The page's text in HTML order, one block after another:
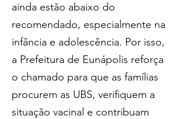
ainda estão abaixo do
recomendado, especialmente na
infância e adolescência. Por isso,
a Prefeitura de Eunápolis reforça
o chamado para que as famílias
procurem as UBS, verifiquem a
situação vacinal e contribuam